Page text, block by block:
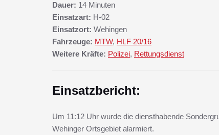
Dauer: 14 Minuten
Einsatzart: H-02
Einsatzort: Wehingen
Fahrzeuge: MTW, HLF 20/16
Weitere Kräfte: Polizei, Rettungsdienst
Einsatzbericht:
Um 11:12 Uhr wurde die diensthabende
Wehinger Ortsgebiet alarmiert.